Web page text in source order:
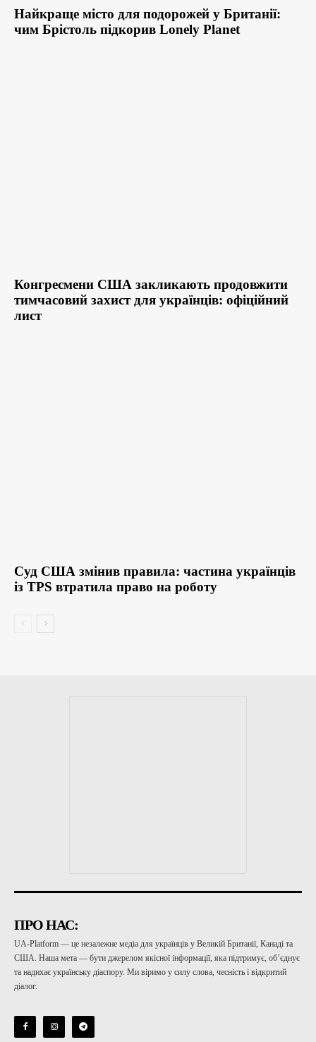
Найкраще місто для подорожей у Британії:
чим Брістоль підкорив Lonely Planet
Конгресмени США закликають продовжити
тимчасовий захист для українців: офіційний
лист
Суд США змінив правила: частина українців
із TPS втратила право на роботу
ПРО НАС:
UA-Platform — це незалежне медіа для українців у Великій Британії, Канаді та
США. Наша мета — бути джерелом якісної інформації, яка підтримує, об’єднує
та надихає українську діаспору. Ми віримо у силу слова, чесність і відкритий
діалог.